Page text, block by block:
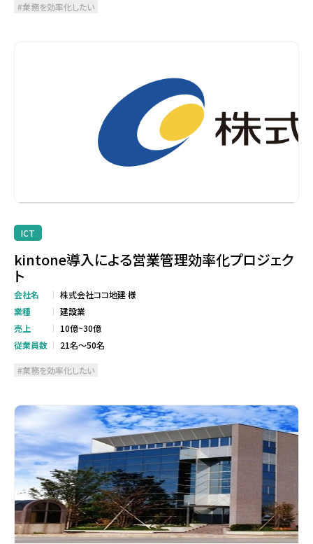
業務を効率化したい
ICT
kintone導入による営業管理効率化プロジェク
ト
会社名
株式会社ココ地建 様
業種
建設業
売上
10億~30億
従業員数
21名～50名
業務を効率化したい